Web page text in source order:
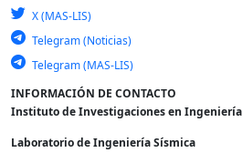
X (MAS-LIS)
Telegram (Noticias)
Telegram (MAS-LIS)
INFORMACIÓN DE CONTACTO
Instituto de Investigaciones en Ingeniería
Laboratorio de Ingeniería Sísmica